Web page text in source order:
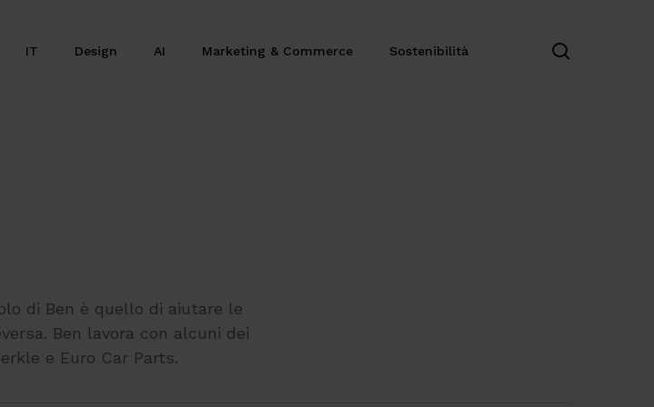
IT Design AI Marketing & Commerce Sostenibilità
di Ben è quello di aiutare le
Ben lavora con alcuni dei
e Euro Car Parts.